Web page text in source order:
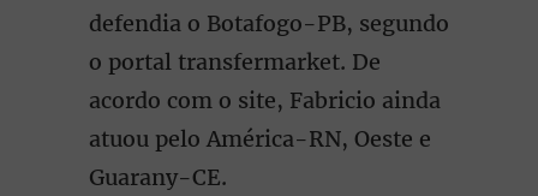
defendia o Botafogo-PB, segundo
o portal transfermarket. De
acordo com o site, Fabricio ainda
atuou pelo América-RN, Oeste e
Guarany-CE.